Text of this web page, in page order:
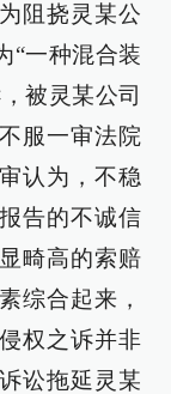
阻挠灵某公
“一种混合装
被灵某公司
服一审法院
认为，不稳
告的不诚信
畸高的索赔
综合起来，
权之诉并非
讼拖延灵某